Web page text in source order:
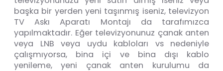
başka bir yerden yeni taşınmış iseniz, televizyon
TV Askı Aparatı Montajı da tarafımızca
yapılmaktadır. Eğer televizyonunuz çanak anten
veya LNB veya uydu kabloları vs nedeniyle
çalışmıyorsa, bina içi ve bina dışı kablo
yenileme, yeni çanak anten kurulumu da